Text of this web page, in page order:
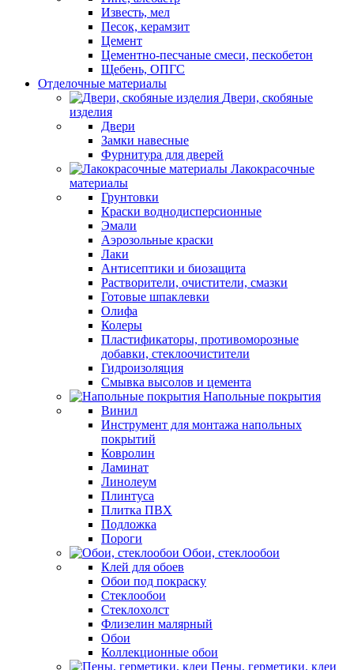
Известь, мел
Песок, керамзит
Цемент
Цементно-песчаные смеси, пескобетон
Щебень, ОПГС
Отделочные материалы
Двери, скобяные
изделия
Двери
Замки навесные
Фурнитура для дверей
Лакокрасочные
материалы
Грунтовки
Краски воднодисперсионные
Эмали
Аэрозольные краски
Лаки
Антисептики и биозащита
Растворители, очистители, смазки
Готовые шпаклевки
Олифа
Колеры
Пластификаторы, противоморозные
добавки, стеклоочистители
Гидроизоляция
Смывка высолов и цемента
Напольные покрытия
Винил
Инструмент для монтажа напольных
покрытий
Ковролин
Ламинат
Линолеум
Плинтуса
Плитка ПВХ
Подложка
Пороги
Обои, стеклообои
Клей для обоев
Обои под покраску
Стеклообои
Стеклохолст
Флизелин малярный
Обои
Коллекционные обои
Пены, герметики, клеи